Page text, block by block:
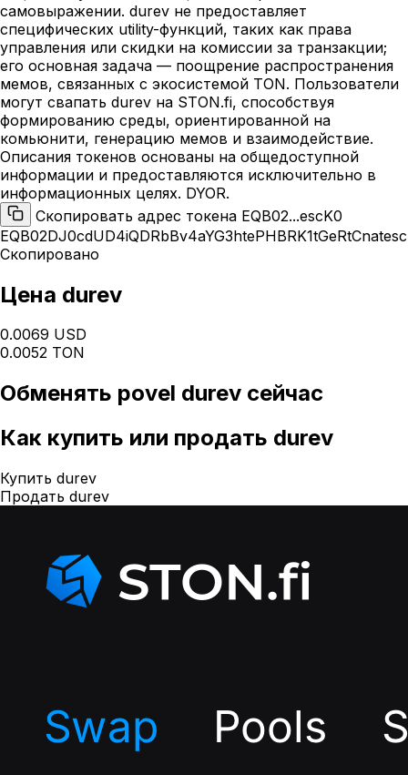
самовыражении. durev не предоставляет
специфических utility-функций, таких как права
управления или скидки на комиссии за транзакции;
его основная задача — поощрение распространения
мемов, связанных с экосистемой TON. Пользователи
могут свапать durev на STON.fi, способствуя
формированию среды, ориентированной на
комьюнити, генерацию мемов и взаимодействие.
Описания токенов основаны на общедоступной
информации и предоставляются исключительно в
информационных целях. DYOR.
Скопировать адрес токена EQB02...escK0
Скопировано
Цена durev
0.0069 USD
0.0052 TON
Обменять povel durev сейчас
Как купить или продать durev
Купить durev
Продать durev